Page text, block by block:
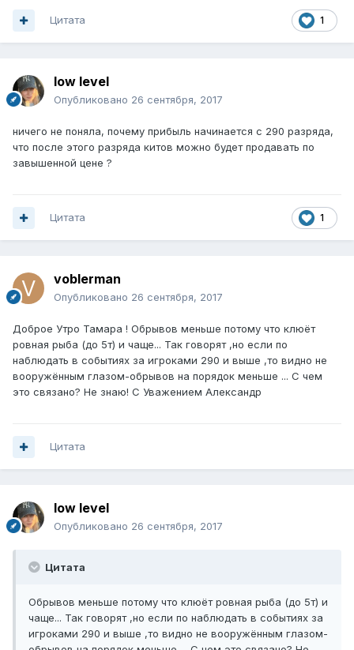
1
Цитата
low level
Опубликовано 26 сентября, 2017
ничего не поняла, почему прибыль начинается с 290 разряда,
что после этого разряда китов можно будет продавать по
завышенной цене ?
1
Цитата
voblerman
Опубликовано 26 сентября, 2017
Доброе Утро Тамара ! Обрывов меньше потому что клюёт
ровная рыба (до 5т) и чаще... Так говорят ,но если по
наблюдать в событиях за игроками 290 и выше ,то видно не
вооружённым глазом-обрывов на порядок меньше ... С чем
это связано? Не знаю! С Уважением Александр
Цитата
low level
Опубликовано 26 сентября, 2017
Цитата
Обрывов меньше потому что клюёт ровная рыба (до 5т) и
чаще... Так говорят ,но если по наблюдать в событиях за
игроками 290 и выше ,то видно не вооружённым глазом-